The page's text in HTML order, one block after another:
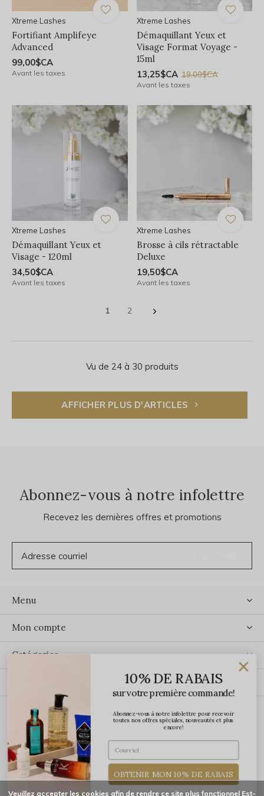
Xtreme Lashes
Fortifiant Amplifeye
Advanced
99,00$CA
Avant les taxes
Xtreme Lashes
Démaquillant Yeux et
Visage Format Voyage -
15ml
13,25$CA 19,00$CA
Avant les taxes
Xtreme Lashes
Démaquillant Yeux et
Visage - 120ml
34,50$CA
Avant les taxes
Xtreme Lashes
Brosse à cils rétractable
Deluxe
19,50$CA
Avant les taxes
1 2
Vu de 24 à 30 produits
AFFICHER PLUS D'ARTICLES
Abonnez-vous à notre infolettre
Recevez les dernières offres et promotions
Menu
Mon compte
Catégories
ÉCRIVEZ-NOUS
Veuillez accepter les cookies afin de rendre ce site plus fonctionnel Est-
10% DE RABAIS
sur votre première commande!
Abonnez-vous à notre infolettre pour recevoir
toutes nos offres spéciales, nouveautés et plus
encore!
OBTENIR MON 10% DE RABAIS